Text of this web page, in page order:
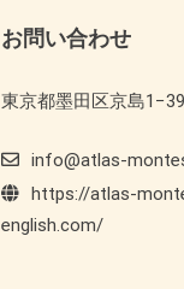
お問い合わせ
東京都墨田区京島
info@atlas-
https://atlas-
english.com/